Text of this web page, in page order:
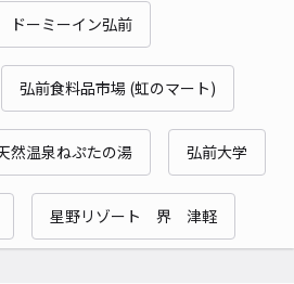
ーミーイン弘前
弘前食料品市場 (虹のマート)
然温泉ねぷたの湯 弘前大学
星野リゾート 界 津軽